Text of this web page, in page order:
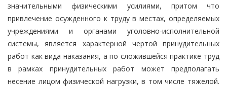
значительными физическими усилиями, притом что
привлечение осужденного к труду в местах, определяемых
учреждениями и органами уголовно-исполнительной
системы, является характерной чертой принудительных
работ как вида наказания, а по сложившейся практике труд
в рамках принудительных работ может предполагать
несение лицом физической нагрузки, в том числе тяжелой.